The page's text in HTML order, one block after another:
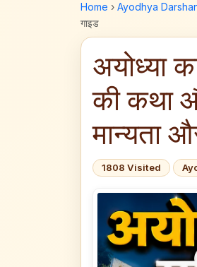
Home › Ayodhya
गाइड
अयोध्या
की कथा
मान्यता
1808 Visited